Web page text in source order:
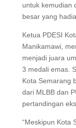
untuk kemudian
besar yang
Ketua PDESI
Manikamawi,
menjadi juara
3 medali emas.
Kota Semarang
dari MLBB dan
pertandingan
“Meskipun Kota